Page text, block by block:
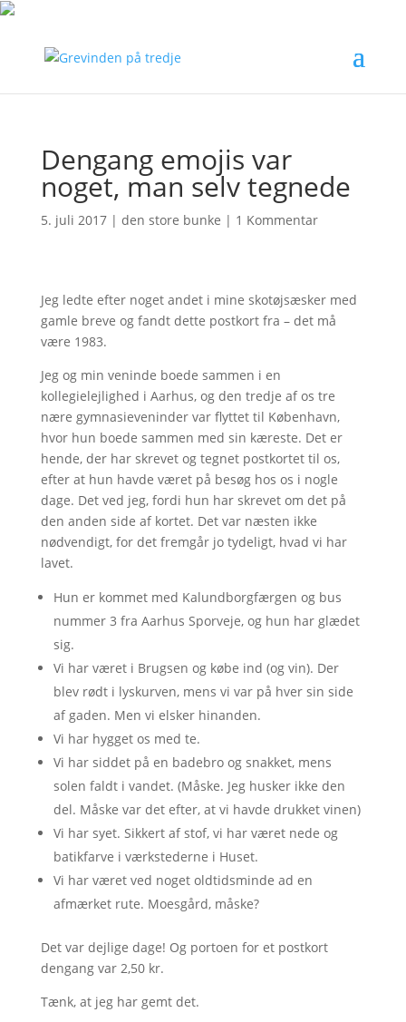
Dengang emojis var
noget, man selv tegnede
5. juli 2017| den store bunke | 1 Kommentar
Jeg ledte efter noget andet i mine skotøjsæsker med
gamle breve og fandt dette postkort fra – det må
være 1983.
Jeg og min veninde boede sammen i en
kollegielejlighed i Aarhus, og den tredje af os tre
nære gymnasieveninder var flyttet til København,
hvor hun boede sammen med sin kæreste. Det er
hende, der har skrevet og tegnet postkortet til os,
efter at hun havde været på besøg hos os i nogle
dage. Det ved jeg, fordi hun har skrevet om det på
den anden side af kortet. Det var næsten ikke
nødvendigt, for det fremgår jo tydeligt, hvad vi har
lavet.
Hun er kommet med Kalundborgfærgen og bus
nummer 3 fra Aarhus Sporveje, og hun har glædet
sig.
Vi har været i Brugsen og købe ind (og vin). Der
blev rødt i lyskurven, mens vi var på hver sin side
af gaden. Men vi elsker hinanden.
Vi har hygget os med te.
Vi har siddet på en badebro og snakket, mens
solen faldt i vandet. (Måske. Jeg husker ikke den
del. Måske var det efter, at vi havde drukket vinen)
Vi har syet. Sikkert af stof, vi har været nede og
batikfarve i værkstederne i Huset.
Vi har været ved noget oldtidsminde ad en
afmærket rute. Moesgård, måske?
Det var dejlige dage! Og portoen for et postkort
dengang var 2,50 kr.
Tænk, at jeg har gemt det.